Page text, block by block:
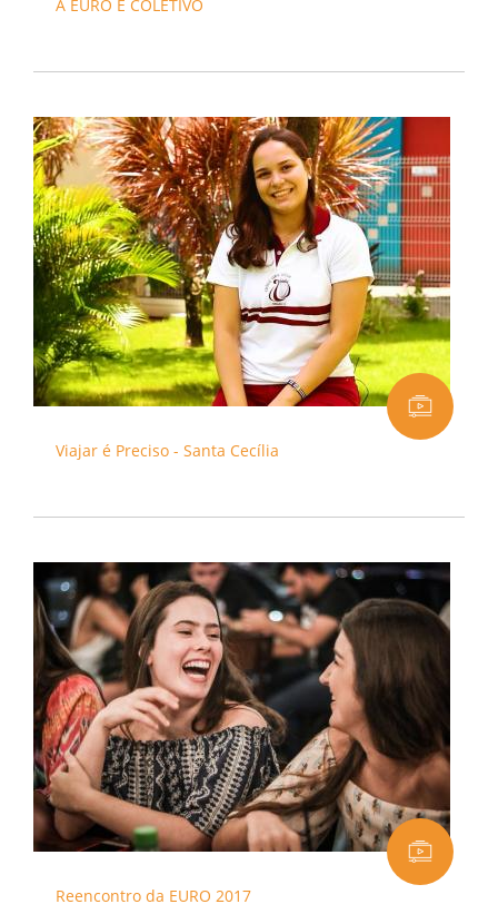
A EURO É COLETIVO
Viajar é Preciso - Santa Cecília
Reencontro da EURO 2017